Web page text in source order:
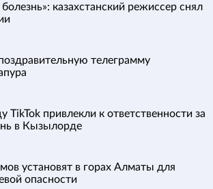
казахстанский режиссер снял
телеграмму
TikTok привлекли к ответственности за
в Кызылорде
установят в горах Алматы для
опасности